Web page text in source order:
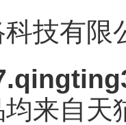
技有限
来自天